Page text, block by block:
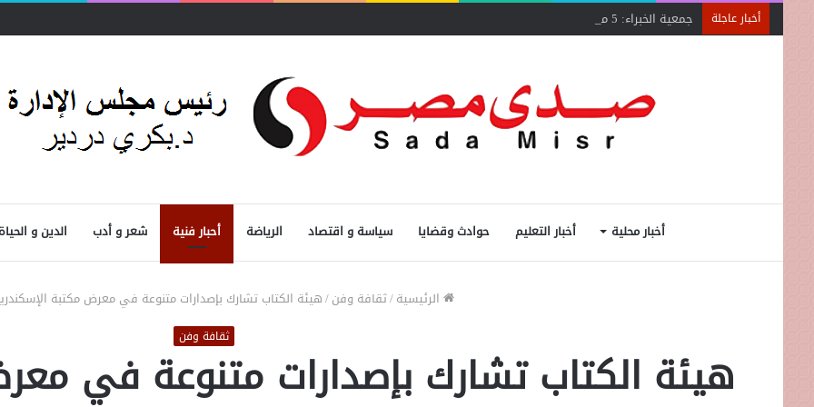
أخبار عاجلة جمعية الخبراء: 5 مميزات ضريبية في مبادرة «مزرعتك في مصر»
أخبار محلية أخبار التعليم حوادث وقضايا سياسة و اقتصاد الرياضة أحبار فنية شعر و أدب الدين و الحياة
الرئيسية/ثقافة وفن/هيئة الكتاب تشارك بإصدارات متنوعة في معرض مكتبة
ثقافة وفن
هيئة الكتاب تشارك بإصدارات متنوعة في